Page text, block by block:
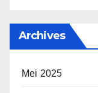
Archives
Mei 2025